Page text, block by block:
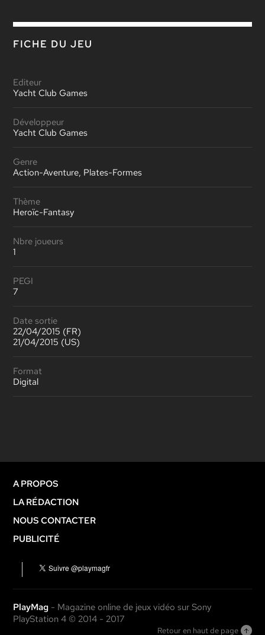
FICHE DU JEU
Editeur
Yacht Club Games
Développeur
Yacht Club Games
Genre
Action-Aventure, Plates-Formes
Thème
Heroïc-Fantasy
Nbre joueurs
1
PEGI
7
Date sortie
22/04/2015 (FR)
21/04/2015 (US)
Format
Digital
A PROPOS
LA RÉDACTION
NOUS CONTACTER
PUBLICITÉ
PlayMag - Magazine online de jeux vidéo sur Sony
PlayStation 4 © 2014 - 2017
Retour en haut de page